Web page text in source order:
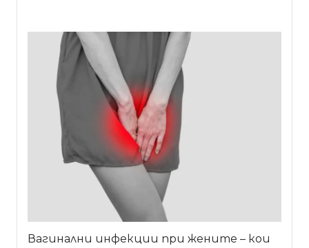
Вагинални инфекции при жените – кои